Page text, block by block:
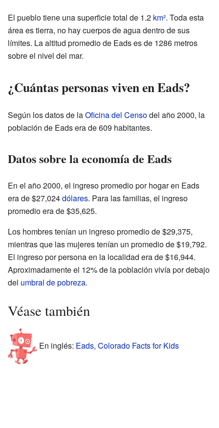
El pueblo tiene una superficie total de 1.2 km². Toda esta
área es tierra, no hay cuerpos de agua dentro de sus
límites. La altitud promedio de Eads es de 1286 metros
sobre el nivel del mar.
¿Cuántas personas viven en Eads?
Según los datos de laOficina del Censodel año 2000, la
población de Eads era de 609 habitantes.
Datos sobre la economía de Eads
En el año 2000, el ingreso promedio por hogar en Eads
era de $27,024dólares. Para las familias, el ingreso
promedio era de $35,625.
Los hombres tenían un ingreso promedio de $29,375,
mientras que las mujeres tenían un promedio de $19,792.
El ingreso por persona en la localidad era de $16,944.
Aproximadamente el 12% de la población vivía por debajo
del umbral de pobreza.
Véase también
En inglés: Eads, Colorado Facts for Kids